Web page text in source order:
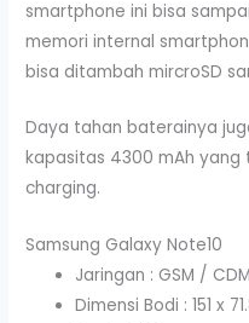
smartphone ini bisa
memori internal
bisa ditambah mircroSD
Daya tahan baterainya
kapasitas 4300 mAh
charging.
Samsung Galaxy Note10
Jaringan : GSM /
Dimensi Bodi : 151 x